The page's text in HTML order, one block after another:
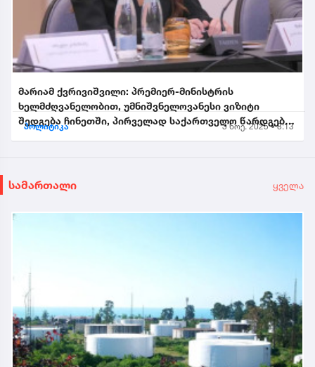
მარიამ ქვრივიშვილი: პრემიერ-მინისტრის
ხელმძღვანელობით, უმნიშვნელოვანესი ვიზიტი
შედგება ჩინეთში, პირველად საქართველო წარდგება
საპატიო სტუმრის სტატუსით...
პოლიტიკა 3 ნოე. 2025 • 8:13
სამართალი ყველა